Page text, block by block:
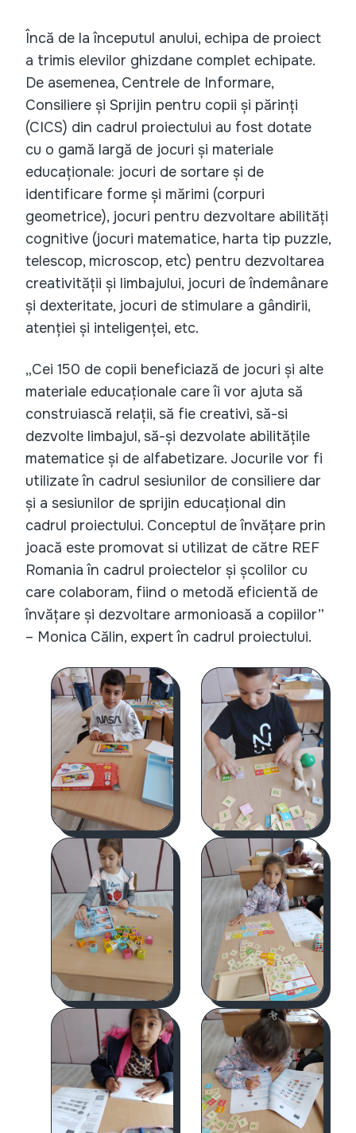
Încă de la începutul anului, echipa de proiect
a trimis elevilor ghizdane complet echipate.
De asemenea, Centrele de Informare,
Consiliere și Sprijin pentru copii și părinți
(CICS) din cadrul proiectului au fost dotate
cu o gamă largă de jocuri și materiale
educaționale: jocuri de sortare și de
identificare forme și mărimi (corpuri
geometrice), jocuri pentru dezvoltare abilități
cognitive (jocuri matematice, harta tip puzzle,
telescop, microscop, etc) pentru dezvoltarea
creativității și limbajului, jocuri de îndemânare
și dexteritate, jocuri de stimulare a gândirii,
atenției și inteligenței, etc.
„Cei 150 de copii beneficiază de jocuri și alte
materiale educaționale care îi vor ajuta să
construiască relații, să fie creativi, să-si
dezvolte limbajul, să-și dezvolate abilitățile
matematice și de alfabetizare. Jocurile vor fi
utilizate în cadrul sesiunilor de consiliere dar
și a sesiunilor de sprijin educațional din
cadrul proiectului. Conceptul de învățare prin
joacă este promovat si utilizat de către REF
Romania în cadrul proiectelor și școlilor cu
care colaboram, fiind o metodă eficientă de
învățare și dezvoltare armonioasă a copiilor”
– Monica Călin, expert în cadrul proiectului.